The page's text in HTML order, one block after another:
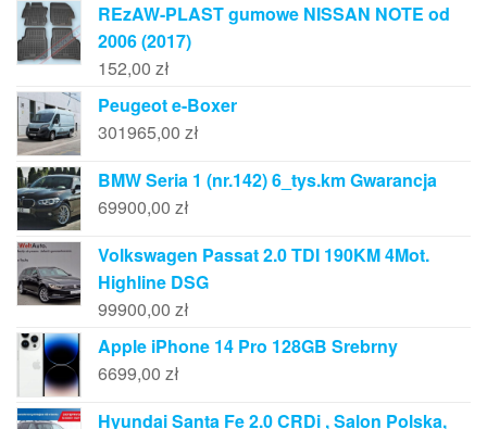
REzAW-PLAST gumowe NISSAN NOTE od
2006 (2017)
152,00 zł
Peugeot e-Boxer
301965,00 zł
BMW Seria 1 (nr.142) 6_tys.km Gwarancja
69900,00 zł
Volkswagen Passat 2.0 TDI 190KM 4Mot.
Highline DSG
99900,00 zł
Apple iPhone 14 Pro 128GB Srebrny
6699,00 zł
Hyundai Santa Fe 2.0 CRDi , Salon Polska,